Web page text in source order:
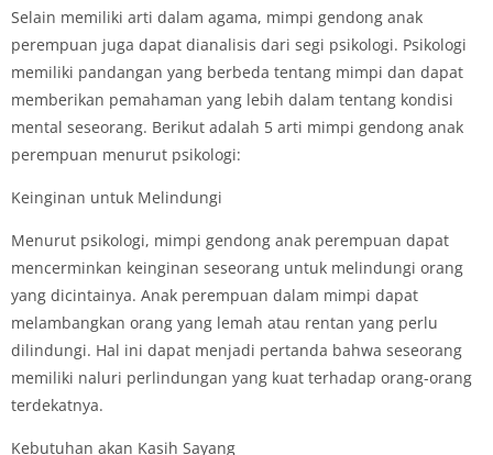
Selain memiliki arti dalam agama, mimpi gendong anak
perempuan juga dapat dianalisis dari segi psikologi. Psikologi
memiliki pandangan yang berbeda tentang mimpi dan dapat
memberikan pemahaman yang lebih dalam tentang kondisi
mental seseorang. Berikut adalah 5 arti mimpi gendong anak
perempuan menurut psikologi:
Keinginan untuk Melindungi
Menurut psikologi, mimpi gendong anak perempuan dapat
mencerminkan keinginan seseorang untuk melindungi orang
yang dicintainya. Anak perempuan dalam mimpi dapat
melambangkan orang yang lemah atau rentan yang perlu
dilindungi. Hal ini dapat menjadi pertanda bahwa seseorang
memiliki naluri perlindungan yang kuat terhadap orang-orang
terdekatnya.
Kebutuhan akan Kasih Sayang